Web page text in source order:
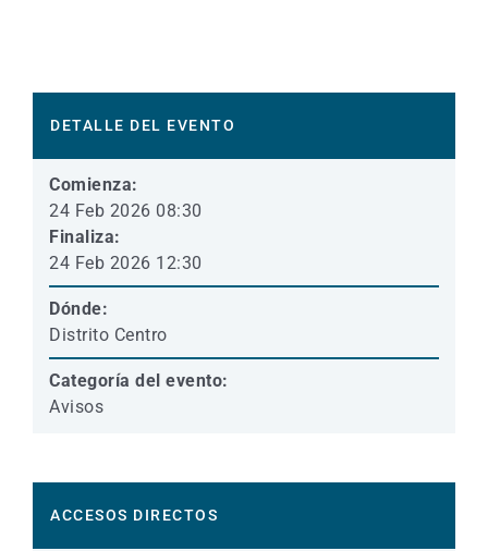
DETALLE DEL EVENTO
Comienza:
24 Feb 2026 08:30
Finaliza:
24 Feb 2026 12:30
Dónde:
Distrito Centro
Categoría del evento:
Avisos
ACCESOS DIRECTOS